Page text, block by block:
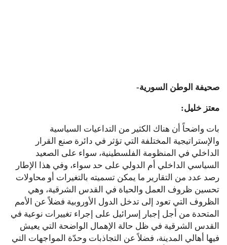
صحيفة الوطن السورية-
معتز خليل:
بات واضحاً أن هناك الكثير من التداعيات السياسية
والإستراتيجية المختلفة التي تؤثر في دائرة صنع القرار
الداخلي في المنظومة الفلسطينية، سواء على الصعيد
السياسي الداخلي أم الدولي على حد سواء، وفي هذا الإطار
رصد عدد من التقارير ما يمكن تسميته بالتغيرات أو محاولات
تحسين ظروف العمل والحياة في القدس الشرقية، وهي
الظروف التي تعود إلى تدخل الدول الأوروبية فضلاً عن الأمم
المتحدة من أجل إجبار إسرائيل على إجراء تغييرات نوعية في
القدس الشرقية في ظل حالة الإهمال الواضحة التي يعيش
فيها أهالي المدينة، فضلاً عن التجاذبات وحدّة المواجهات التي